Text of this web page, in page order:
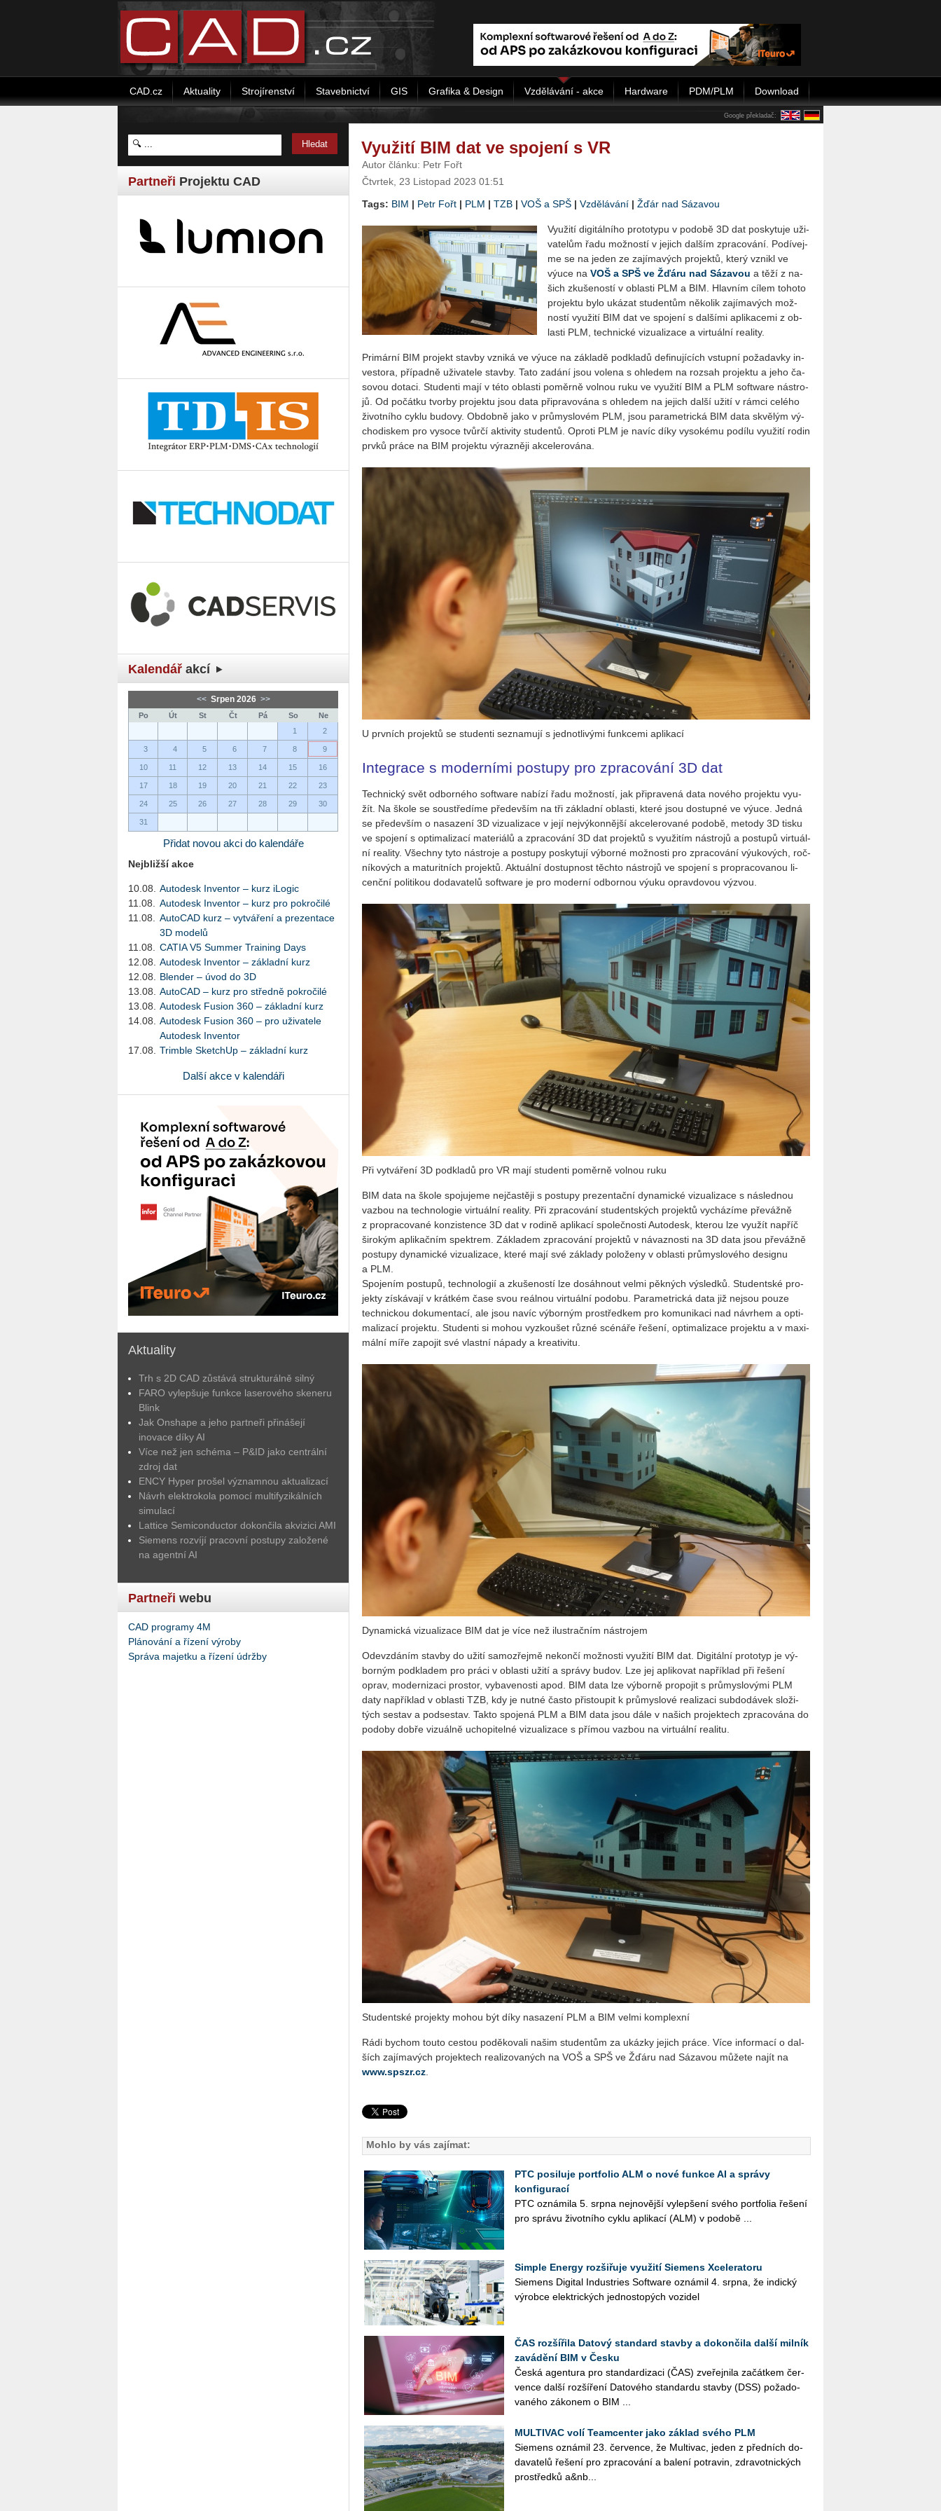
CAD.cz Aktuality Strojírenství Stavebnictví GIS Grafika & Design Vzdělávání - akce Hardware PDM/PLM Download
Google překladač:
Partneři Projektu CAD
Kalendář akcí
<< Srpen 2026 >>
Po Út St Čt Pá So
Ne
1
2
3 4 5 6 7 8 9
10 11 12 13 14 15 16
17 18 19 20 21 22 23
24 25 26 27 28 29 30
31
Přidat novou akci do kalendáře
Nejbližší akce
10.08.
Autodesk Inventor – kurz iLogic
11.08.
Autodesk Inventor – kurz pro pokročilé
11.08.
AutoCAD kurz – vytváření a prezentace
3D modelů
11.08.
CATIA V5 Summer Training Days
12.08.
Autodesk Inventor – základní kurz
12.08.
Blender – úvod do 3D
13.08.
AutoCAD – kurz pro středně pokročilé
13.08.
Autodesk Fusion 360 – základní kurz
14.08.
Autodesk Fusion 360 – pro uživatele
Autodesk Inventor
17.08.
Trimble SketchUp – základní kurz
Další akce v kalendáři
Aktuality
Trh s 2D CAD zůstává strukturálně silný
FARO vylepšuje funkce laserového skeneru
Blink
Jak Onshape a jeho partneři přinášejí
inovace díky AI
Více než jen schéma – P&ID jako centrální
zdroj dat
ENCY Hyper prošel významnou aktualizací
Návrh elektrokola pomocí multifyzikálních
simulací
Lattice Semiconductor dokončila akvizici AMI
Siemens rozvíjí pracovní postupy založené
na agentní AI
Partneři webu
CAD programy 4M
Plánování a řízení výroby
Správa majetku a řízení údržby
Využití BIM dat ve spojení s VR
Autor článku: Petr Fořt
Čtvrtek, 23 Listopad 2023 01:51
Tags: BIM | Petr Fořt | PLM | TZB | VOŠ a SPŠ | Vzdělávání | Žďár nad Sázavou
Vy­u­ži­tí di­gi­tál­ní­ho pro­to­ty­pu v po­do­bě 3D dat po­sky­tu­je uži­
va­te­lům řadu mož­nos­tí v je­jich dal­ším zpra­co­vá­ní. Po­dí­vej­
me se na jeden ze za­jí­ma­vých pro­jek­tů, který vzni­kl ve
výuce na VOŠ a SPŠ ve Žďáru nad Sá­za­vou a těží z na­
šich zku­še­nos­tí v ob­las­ti PLM a BIM. Hlav­ním cílem to­ho­to
pro­jek­tu bylo uká­zat stu­den­tům ně­ko­lik za­jí­ma­vých mož­
nos­tí vy­u­ži­tí BIM dat ve spo­je­ní s dal­ší­mi apli­ka­ce­mi z ob­
las­ti PLM, tech­nic­ké vi­zu­a­li­za­ce a vir­tu­ál­ní re­a­li­ty.
Pri­már­ní BIM pro­jekt stav­by vzni­ká ve výuce na zá­kla­dě pod­kla­dů de­fi­nu­jí­cích vstup­ní po­ža­dav­ky in­
ves­to­ra, pří­pad­ně uži­va­te­le stav­by. Tato za­dá­ní jsou vo­le­na s ohle­dem na roz­sah pro­jek­tu a jeho ča­
so­vou do­ta­ci. Stu­den­ti mají v této ob­las­ti po­měr­ně vol­nou ruku ve vy­u­ži­tí BIM a PLM soft­ware ná­stro­
jů. Od po­čát­ku tvor­by pro­jek­tu jsou data při­pra­vo­vá­na s ohle­dem na je­jich další užití v rámci ce­lé­ho
ži­vot­ní­ho cyklu bu­do­vy. Ob­dob­ně jako v prů­mys­lo­vém PLM, jsou pa­ra­me­t­ric­ká BIM data skvě­lým vý­
cho­dis­kem pro vy­so­ce tvůr­čí ak­ti­vi­ty stu­den­tů. Opro­ti PLM je navíc díky vy­so­ké­mu po­dí­lu vy­u­ži­tí rodin
prvků práce na BIM pro­jek­tu vý­raz­ně­ji ak­ce­le­ro­vá­na.
U prv­ních pro­jek­tů se stu­den­ti se­zna­mu­jí s jed­not­li­vý­mi funk­ce­mi apli­ka­cí
Integrace s moderními postupy pro zpracování 3D dat
Tech­nic­ký svět od­bor­né­ho soft­ware na­bí­zí řadu mož­nos­tí, jak při­pra­ve­ná data no­vé­ho pro­jek­tu vy­u­
žít. Na škole se sou­stře­dí­me pře­de­vším na tři zá­klad­ní ob­las­ti, které jsou do­stup­né ve výuce. Jedná
se pře­de­vším o na­sa­ze­ní 3D vi­zu­a­li­za­ce v její nej­vý­kon­něj­ší ak­ce­le­ro­va­né po­do­bě, me­to­dy 3D tisku
ve spo­je­ní s op­ti­ma­li­za­cí ma­te­ri­á­lů a zpra­co­vá­ní 3D dat pro­jek­tů s vy­u­ži­tím ná­stro­jů a po­stu­pů vir­tu­ál­
ní re­a­li­ty. Všech­ny tyto ná­stro­je a po­stu­py po­sky­tu­jí vý­bor­né mož­nos­ti pro zpra­co­vá­ní vý­u­ko­vých, roč­
ní­ko­vých a ma­tu­rit­ních pro­jek­tů. Ak­tu­ál­ní do­stup­nost těch­to ná­stro­jů ve spo­je­ní s pro­pra­co­va­nou li­
cenč­ní po­li­ti­kou do­da­va­te­lů soft­ware je pro mo­der­ní od­bor­nou výuku oprav­do­vou vý­zvou.
Při vy­tvá­ře­ní 3D pod­kla­dů pro VR mají stu­den­ti po­měr­ně vol­nou ruku
BIM data na škole spo­ju­je­me nej­čas­tě­ji s po­stu­py pre­zen­tač­ní dy­na­mic­ké vi­zu­a­li­za­ce s ná­sled­nou
vaz­bou na tech­no­lo­gie vir­tu­ál­ní re­a­li­ty. Při zpra­co­vá­ní stu­dent­ských pro­jek­tů vy­chá­zí­me pře­váž­ně
z pro­pra­co­va­né kon­zis­ten­ce 3D dat v ro­di­ně apli­ka­cí spo­leč­nos­ti Au­to­de­sk, kte­rou lze vy­u­žít na­příč
ši­ro­kým apli­kač­ním spek­trem. Zá­kla­dem zpra­co­vá­ní pro­jek­tů v ná­vaz­nos­ti na 3D data jsou pře­váž­ně
po­stu­py dy­na­mic­ké vi­zu­a­li­za­ce, které mají své zá­kla­dy po­lo­že­ny v ob­las­ti prů­mys­lo­vé­ho de­sig­nu
a PLM.
Spo­je­ním po­stu­pů, tech­no­lo­gií a zku­še­nos­tí lze do­sáh­nout velmi pěk­ných vý­sled­ků. Stu­dent­ské pro­
jek­ty zís­ká­va­jí v krát­kém čase svou re­ál­nou vir­tu­ál­ní po­do­bu. Pa­ra­me­t­ric­ká data již nejsou pouze
tech­nic­kou do­ku­men­ta­cí, ale jsou navíc vý­bor­ným pro­střed­kem pro ko­mu­ni­ka­ci nad ná­vrhem a op­ti­
ma­li­za­cí pro­jek­tu. Stu­den­ti si mohou vy­zkou­šet různé scé­ná­ře ře­še­ní, op­ti­ma­li­za­ce pro­jek­tu a v ma­xi­
mál­ní míře za­po­jit své vlast­ní ná­pa­dy a kre­a­ti­vi­tu.
Dynamická vizualizace BIM dat je více než ilustračním nástrojem
Ode­vzdá­ním stav­by do užití sa­mo­zřej­mě ne­kon­čí mož­nos­ti vy­u­ži­tí BIM dat. Di­gi­tál­ní pro­to­typ je vý­
bor­ným pod­kla­dem pro práci v ob­las­ti užití a sprá­vy budov. Lze jej apli­ko­vat na­pří­klad při ře­še­ní
oprav, mo­der­ni­za­ci pro­stor, vy­ba­ve­nos­ti apod. BIM data lze vý­bor­ně pro­po­jit s prů­mys­lo­vý­mi PLM
daty na­pří­klad v ob­las­ti TZB, kdy je nutné často při­stou­pit k prů­mys­lo­vé re­a­li­za­ci sub­do­dá­vek slo­ži­
tých se­stav a pod­se­stav. Takto spo­je­ná PLM a BIM data jsou dále v na­šich pro­jek­tech zpra­co­vá­na do
po­do­by dobře vi­zu­ál­ně ucho­pi­tel­né vi­zu­a­li­za­ce s pří­mou vaz­bou na vir­tu­ál­ní re­a­li­tu.
Stu­dent­ské pro­jek­ty mohou být díky na­sa­ze­ní PLM a BIM velmi kom­plex­ní
Rádi bychom touto ces­tou po­dě­ko­va­li našim stu­den­tům za ukáz­ky je­jich práce. Více in­for­ma­cí o dal­
ších za­jí­ma­vých pro­jek­tech re­a­li­zo­va­ných na VOŠ a SPŠ ve Žďáru nad Sá­za­vou mů­že­te najít na
www.spszr.cz
Mohlo by vás zajímat:
PTC posiluje portfolio ALM o nové funkce AI a správy
konfigurací
PTC ozná­mi­la 5. srpna nej­no­věj­ší vy­lep­še­ní svého port­fo­lia ře­še­ní
pro sprá­vu ži­vot­ní­ho cyklu apli­ka­cí (ALM) v po­do­bě ...
Simple Energy rozšiřuje využití Siemens Xceleratoru
Sie­mens Di­gi­tal In­du­st­ries Soft­ware ozná­mil 4. srpna, že in­dic­ký
vý­rob­ce elek­tric­kých jed­nos­to­pých vo­zi­del
ČAS rozšířila Datový standard stavby a dokončila další milník
zavádění BIM v Česku
Česká agen­tu­ra pro stan­dar­di­za­ci (ČAS) zve­řej­ni­la za­čát­kem čer­
ven­ce další roz­ší­ře­ní Da­to­vé­ho stan­dar­du stav­by (DSS) po­ža­do­
va­né­ho zá­ko­nem o BIM ...
MULTIVAC volí Teamcenter jako základ svého PLM
Sie­mens ozná­mil 23. čer­ven­ce, že Mul­ti­vac, jeden z před­ních do­
da­va­te­lů ře­še­ní pro zpra­co­vá­ní a ba­le­ní po­tra­vin, zdra­vot­nic­kých
pro­střed­ků a&nb...